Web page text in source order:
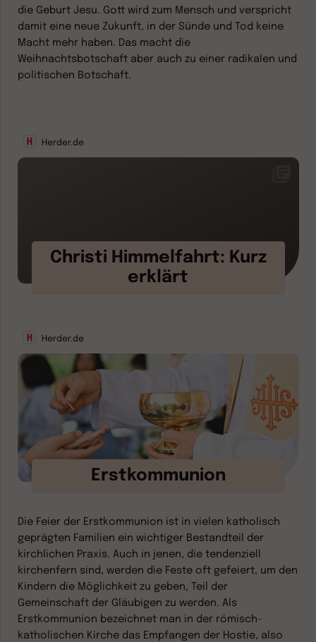
die Geburt Jesu. Gott wird zum Mensch und verspricht
damit eine neue Zukunft, in der Sünde und Tod keine
Macht mehr haben. Das macht die
Weihnachtsbotschaft aber auch zu einer radikalen und
politischen Botschaft.
Herder.de
Christi Himmelfahrt: Kurz
erklärt
Herder.de
Erstkommunion
Die Feier der Erstkommunion ist in vielen katholisch
geprägten Familien ein wichtiger Bestandteil der
kirchlichen Praxis. Auch in jenen, die tendenziell
kirchenfern sind, werden die Feste oft gefeiert, um den
Kindern die Möglichkeit zu geben, Teil der
Gemeinschaft der Gläubigen zu werden. Als
Erstkommunion bezeichnet man in der römisch-
katholischen Kirche das Empfangen der Hostie, also